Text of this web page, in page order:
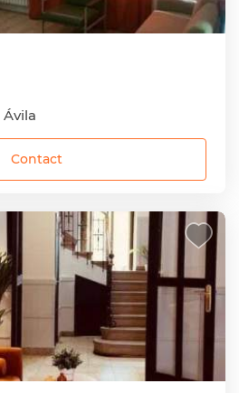
Contact